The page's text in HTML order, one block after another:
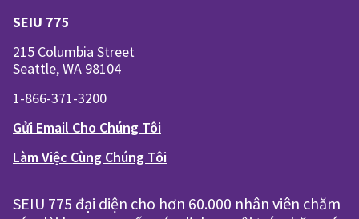
SEIU 775
215 Columbia Street
Seattle, WA 98104
1-866-371-3200
Gửi Email Cho Chúng Tôi
Làm Việc Cùng Chúng Tôi
SEIU 775 đại diện cho hơn 60.000 nhân viên chăm